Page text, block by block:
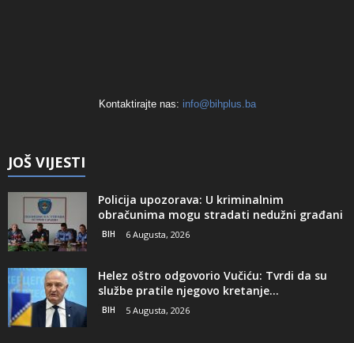
Kontaktirajte nas: info@bihplus.ba
JOŠ VIJESTI
Policija upozorava: U kriminalnim
obračunima mogu stradati nedužni građani
BIH 6 Augusta, 2026
Helez oštro odgovorio Vučiću: Tvrdi da su
službe pratile njegovo kretanje...
BIH 5 Augusta, 2026